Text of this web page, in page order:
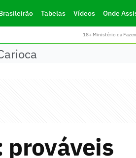
Tabelas Vídeos Onde
18+ Ministério da
prováveis